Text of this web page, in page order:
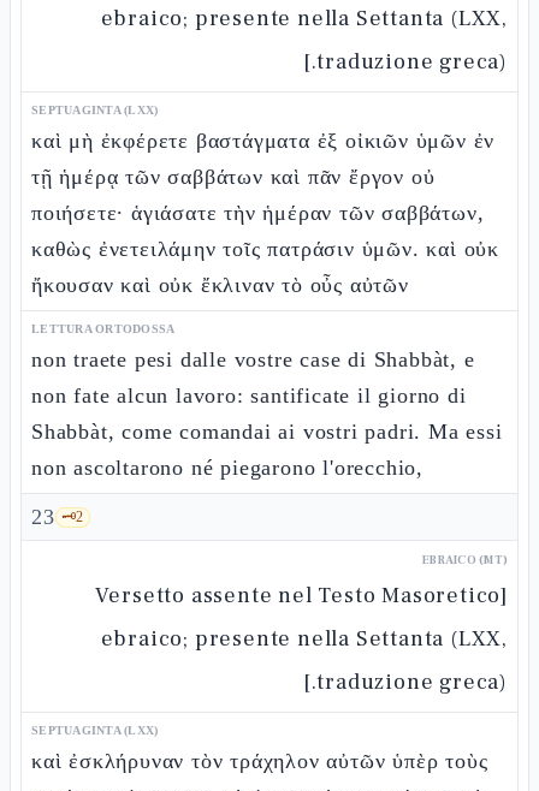
ebraico; presente nella Settanta (LXX,
traduzione greca).]
SEPTUAGINTA (LXX)
καὶ μὴ ἐκφέρετε βαστάγματα ἐξ οἰκιῶν ὑμῶν ἐν
τῇ ἡμέρᾳ τῶν σαββάτων καὶ πᾶν ἔργον οὐ
ποιήσετε· ἁγιάσατε τὴν ἡμέραν τῶν σαββάτων,
καθὼς ἐνετειλάμην τοῖς πατράσιν ὑμῶν. καὶ οὐκ
ἤκουσαν καὶ οὐκ ἔκλιναν τὸ οὖς αὐτῶν
LETTURA ORTODOSSA
non traete pesi dalle vostre case di Shabbàt, e
non fate alcun lavoro: santificate il giorno di
Shabbàt, come comandai ai vostri padri. Ma essi
non ascoltarono né piegarono l'orecchio,
23 🗝️2
EBRAICO (MT)
[Versetto assente nel Testo Masoretico
ebraico; presente nella Settanta (LXX,
traduzione greca).]
SEPTUAGINTA (LXX)
καὶ ἐσκλήρυναν τὸν τράχηλον αὐτῶν ὑπὲρ τοὺς